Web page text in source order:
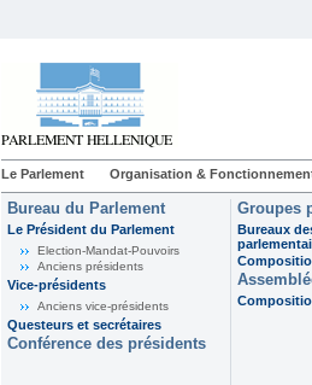
Le Parlement Organisation &
Bureau du Parlement
Le Président du Parlement
Election-Mandat-Pouvoirs
Anciens présidents
Vice-présidents
Anciens vice-présidents
Questeurs et secrétaires
Conférence des présidents
Groupes
Bureaux